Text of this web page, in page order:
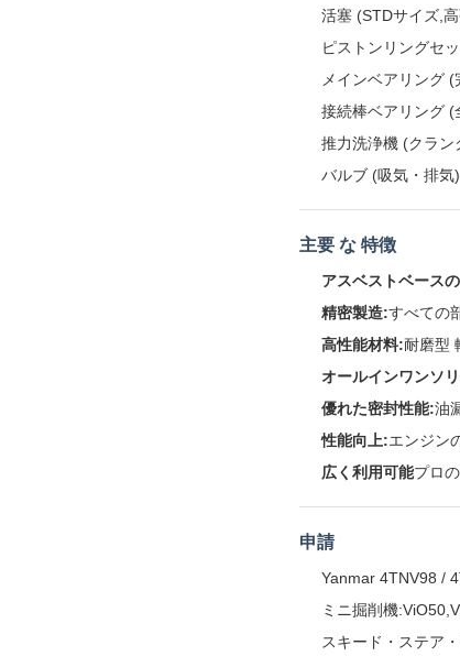
活塞 (STDサイズ,
ピストンリングセ
メインベアリング
接続棒ベアリング (
推力洗浄機 (クラン
バルブ (吸気・排
主要 な 特徴
アスベストベース
精密製造:すべての
高性能材料:耐磨型
オールインワンソ
優れた密封性能:油
性能向上:エンジン
広く利用可能プロ
申請
Yanmar 4TNV98 /
ミニ掘削機
スキード・ステア